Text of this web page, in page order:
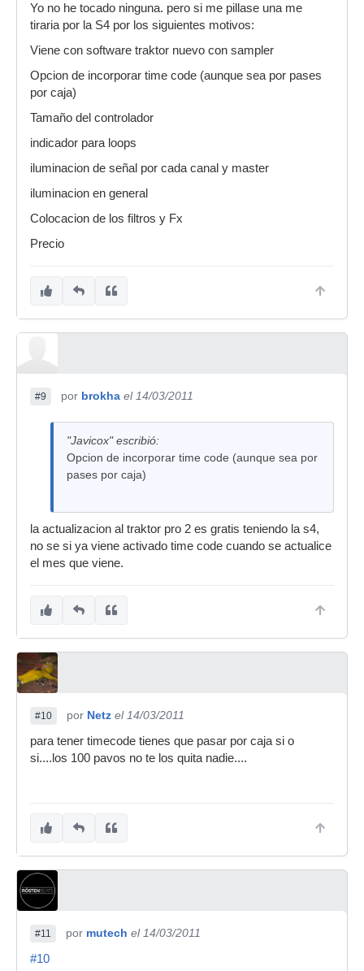
Yo no he tocado ninguna. pero si me pillase una me
tiraria por la S4 por los siguientes motivos:
Viene con software traktor nuevo con sampler
Opcion de incorporar time code (aunque sea por pases
por caja)
Tamaño del controlador
indicador para loops
iluminacion de señal por cada canal y master
iluminacion en general
Colocacion de los filtros y Fx
Precio
#9 por brokha el 14/03/2011
"Javicox" escribió:
Opcion de incorporar time code (aunque sea por
pases por caja)
la actualizacion al traktor pro 2 es gratis teniendo la s4,
no se si ya viene activado time code cuando se actualice
el mes que viene.
#10 por Netz el 14/03/2011
para tener timecode tienes que pasar por caja si o
si....los 100 pavos no te los quita nadie....
#11 por mutech el 14/03/2011
#10